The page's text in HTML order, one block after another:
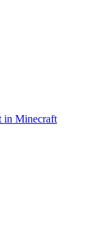
in Minecraft